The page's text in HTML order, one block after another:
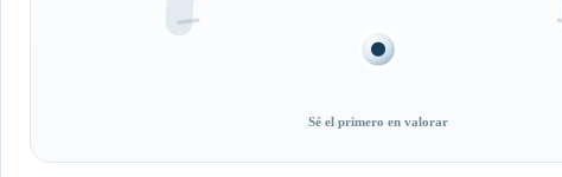
Sé el primero en valorar